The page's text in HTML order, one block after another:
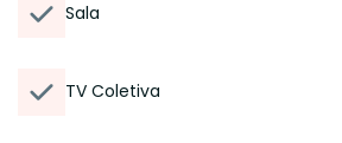
Sala
TV Coletiva